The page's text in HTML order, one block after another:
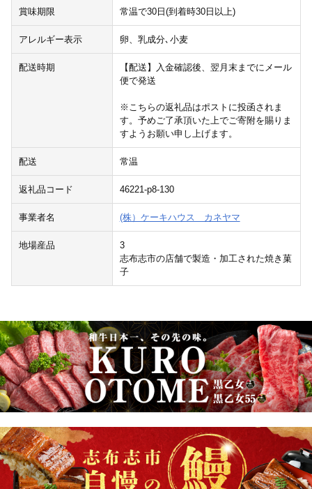
賞味期限 常温で30日(到着時30日以上)
アレルギー表示 卵、乳成分､小麦
配送時期
【配送】入金確認後、翌月末までにメール
便で発送
※こちらの返礼品はポストに投函されま
す。予めご了承頂いた上でご寄附を賜りま
すようお願い申し上げます。
配送 常温
返礼品コード 46221-p8-130
事業者名 (株）ケーキハウス カネヤマ
地場産品
3
志布志市の店舗で製造・加工された焼き菓
子